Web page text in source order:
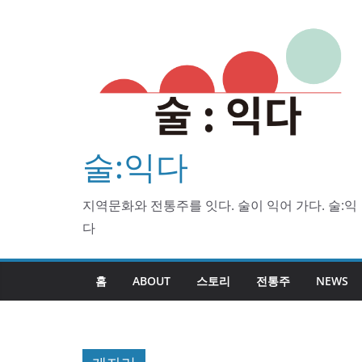
술:익다
지역문화와 전통주를 잇다. 술이 익어 가다. 술:익
다
홈 ABOUT 스토리 전통주 NEWS